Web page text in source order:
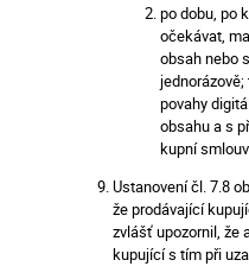
po dobu, po
očekávat,
obsah nebo
povahy
obsahu a s
kupní
Ustanovení čl. 7.8
že prodávající
zvlášť upozornil, že
kupující s tím při